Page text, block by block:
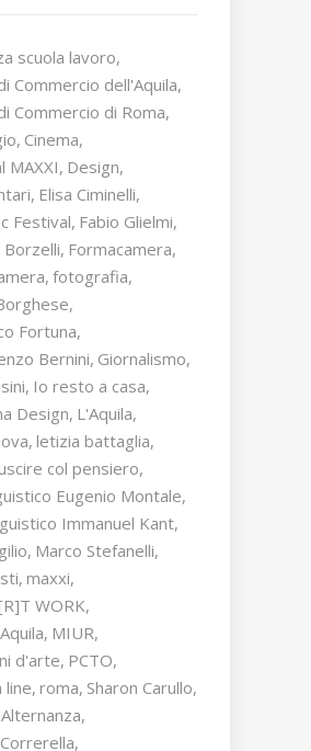
scuola lavoro
Commercio dell'Aquila
Commercio di Roma
Cinema
MAXXI Design
Elisa Ciminelli
Festival Fabio Glielmi
Borzelli Formacamera
fotografia
Fortuna
Bernini Giornalismo
Io resto a casa
Design L'Aquila
letizia battaglia
col pensiero
Eugenio Montale
Immanuel Kant
Marco Stefanelli
maxxi
WORK
MIUR
d'arte PCTO
line roma Sharon Carullo